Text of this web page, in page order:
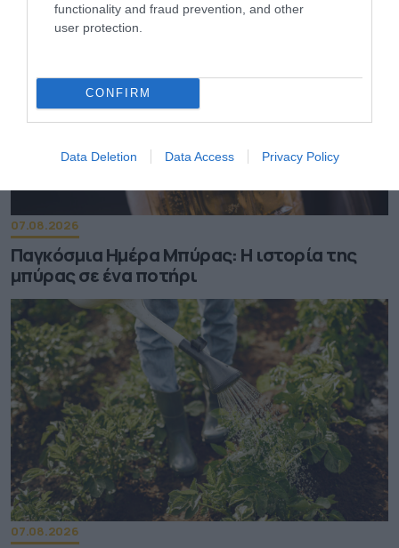
functionality and fraud prevention, and other
user protection.
CONFIRM
Data Deletion Data Access Privacy Policy
07.08.2026
Παγκόσμια Ημέρα Μπύρας: Η ιστορία της
μπύρας σε ένα ποτήρι
07.08.2026